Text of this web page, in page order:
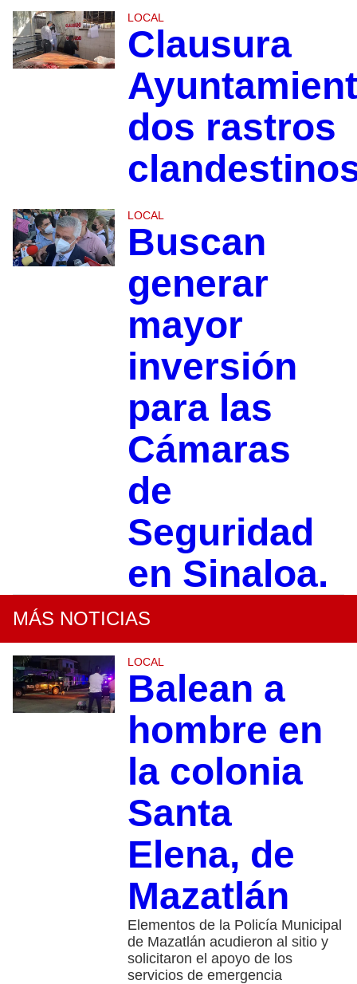
LOCAL
Clausura
dos rastros
LOCAL
Buscan
generar
mayor
inversión
para las
Cámaras
de
Seguridad
en Sinaloa.
MÁS NOTICIAS
LOCAL
Balean a
hombre en
la colonia
Santa
Elena, de
Mazatlán
Elementos de la Policía Municipal
de Mazatlán acudieron al sitio y
solicitaron el apoyo de los
servicios de emergencia